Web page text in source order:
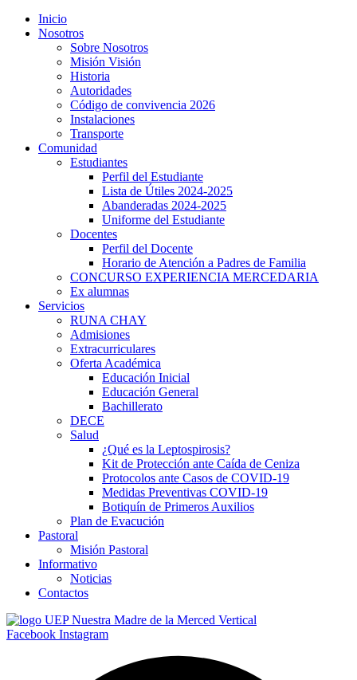
Inicio
Nosotros
Sobre Nosotros
Misión Visión
Historia
Autoridades
Código de convivencia 2026
Instalaciones
Transporte
Comunidad
Estudiantes
Perfil del Estudiante
Lista de Útiles 2024-2025
Abanderadas 2024-2025
Uniforme del Estudiante
Docentes
Perfil del Docente
Horario de Atención a Padres de Familia
CONCURSO EXPERIENCIA MERCEDARIA
Ex alumnas
Servicios
RUNA CHAY
Admisiones
Extracurriculares
Oferta Académica
Educación Inicial
Educación General
Bachillerato
DECE
Salud
¿Qué es la Leptospirosis?
Kit de Protección ante Caída de Ceniza
Protocolos ante Casos de COVID-19
Medidas Preventivas COVID-19
Botiquín de Primeros Auxilios
Plan de Evacución
Pastoral
Misión Pastoral
Informativo
Noticias
Contactos
Facebook Instagram